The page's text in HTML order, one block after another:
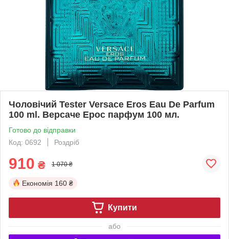
Чоловічий Tester Versace Eros Eau De Parfum
100 ml. Версаче Ерос парфум 100 мл.
Готово до відправки
Код: 0692
Роздріб
910 ₴ 1 070 ₴
Економія 160 ₴
Купити
або